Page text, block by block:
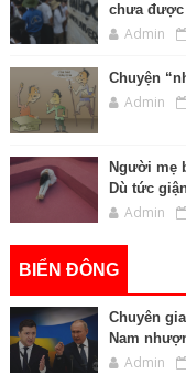
chưa
Admin
Chuyện
Admin
Người mẹ
Dù tức
Admin
BIỂN ĐÔNG
Chuyên
Nam
Admin